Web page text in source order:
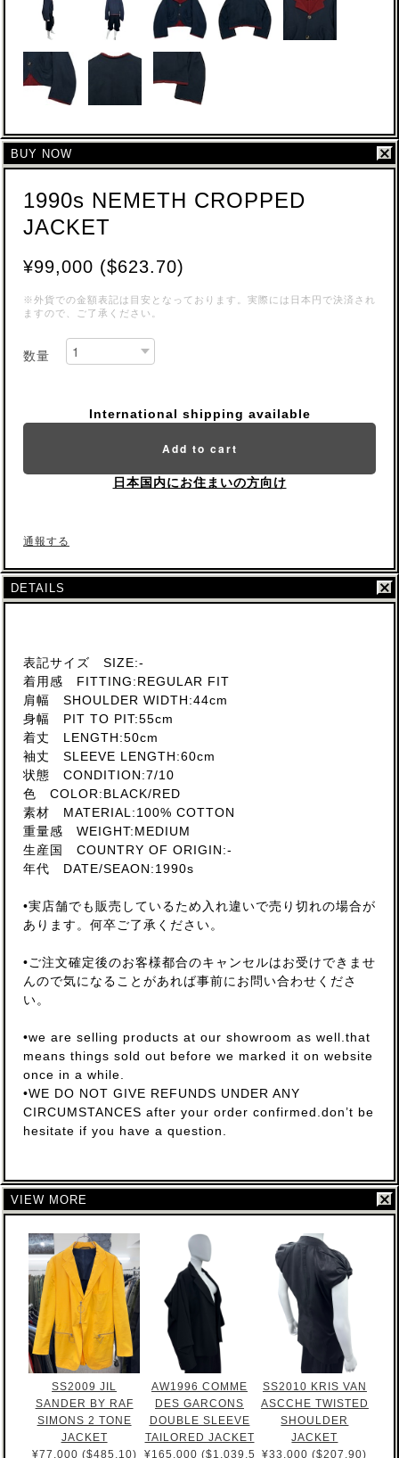
BUY NOW
1990s NEMETH CROPPED
JACKET
¥99,000 ($623.70)
※外貨での金額表記は目安となっております。実際には日本円で決済され
ますので、ご了承ください。
数量
International shipping available
Add to cart
日本国内にお住まいの方向け
通報する
DETAILS
表記サイズ SIZE:-
着用感 FITTING:REGULAR FIT
肩幅 SHOULDER WIDTH:44cm
身幅 PIT TO PIT:55cm
着丈 LENGTH:50cm
袖丈 SLEEVE LENGTH:60cm
状態 CONDITION:7/10
色 COLOR:BLACK/RED
素材 MATERIAL:100% COTTON
重量感 WEIGHT:MEDIUM
生産国 COUNTRY OF ORIGIN:-
年代 DATE/SEAON:1990s
•実店舗でも販売しているため入れ違いで売り切れの場合が
あります。何卒ご了承ください。
•ご注文確定後のお客様都合のキャンセルはお受けできませ
んので気になることがあれば事前にお問い合わせくださ
い。
•we are selling products at our showroom as well.that
means things sold out before we marked it on website
once in a while.
•WE DO NOT GIVE REFUNDS UNDER ANY
CIRCUMSTANCES after your order confirmed.don’t be
hesitate if you have a question.
VIEW MORE
SS2009 JIL
SANDER BY RAF
SIMONS 2 TONE
JACKET
¥77,000 ($485.10)
AW1996 COMME
DES GARCONS
DOUBLE SLEEVE
TAILORED JACKET
¥165,000 ($1,039.5
SS2010 KRIS VAN
ASCCHE TWISTED
SHOULDER
JACKET
¥33,000 ($207.90)